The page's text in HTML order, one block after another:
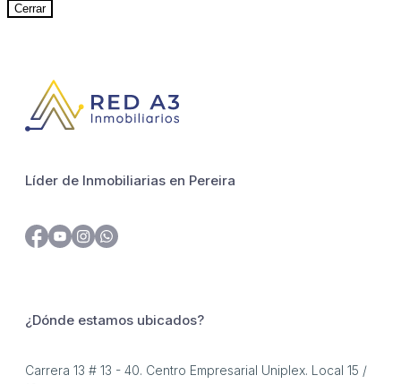
Cerrar
Líder de Inmobiliarias en Pereira
¿Dónde estamos ubicados?
Carrera 13 # 13 - 40. Centro Empresarial Uniplex. Local 15 /